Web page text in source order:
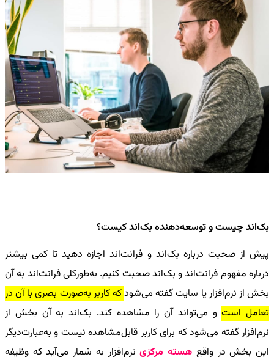
بک‌اند چیست و توسعه‌دهنده بک‌اند کیست؟
پیش از صحبت درباره بک‌اند و فرانت‌اند اجازه دهید تا کمی بیشتر
درباره مفهوم فرانت‌اند و بک‌اند صحبت کنیم. به‌طورکلی فرانت‌اند به آن
بخش از نرم‌افزار یا سایت گفته می‌شودکه کاربر به‌صورت بصری با آن در
تعامل استو می‌تواند آن را مشاهده کند. بک‌اند به آن بخش از
نرم‌افزار گفته می‌شود که برای کاربر قابل‌مشاهده نیست و به‌عبارت‌دیگر
این بخش در واقع هسته مرکزینرم‌افزار به شمار می‌آید که وظیفه